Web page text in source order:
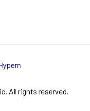
All rights reserved.